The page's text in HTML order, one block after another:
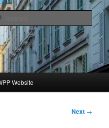
Programme à Paris
Website
Next →